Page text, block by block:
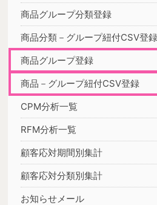
商品グループ分類登録
商品分類－グループ紐付CSV登録
商品グループ登録
商品－グループ紐付CSV登録
CPM分析一覧
RFM分析一覧
顧客応対期間別集計
顧客応対分類別集計
お知らせメール